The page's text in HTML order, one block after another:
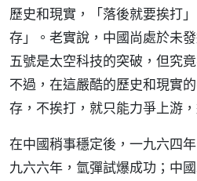
歷史和現實，「落後就要挨打
存」。老實說，中國尚處於未
五號是太空科技的突破，但究
不過，在這嚴酷的歷史和現實
存，不挨打，就只能力爭上游
在中國稍事穩定後，一九六四
九六六年，氫彈試爆成功；中